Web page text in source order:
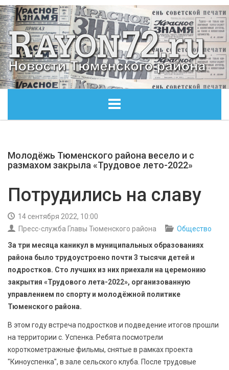
ОБЩЕСТВО
БЕЗОПАСНОСТЬ
СПОРТ
АРХИВ PDF
Молодёжь Тюменского района весело и с
размахом закрыла «Трудовое лето-2022»
Потрудились на славу
14 сентября 2022, 10:00
Пресс-служба Главы Тюменского района
Общество
За три месяца каникул в муниципальных образованиях
района было трудоустроено почти 3 тысячи детей и
подростков. Сто лучших из них приехали на церемонию
закрытия «Трудового лета-2022», организованную
управлением по спорту и молодёжной политике
Тюменского района.
В этом году встреча подростков и подведение итогов прошли
на территории с. Успенка. Ребята посмотрели
короткометражные фильмы, снятые в рамках проекта
"Киноуспенка", в зале сельского клуба. После трудовые